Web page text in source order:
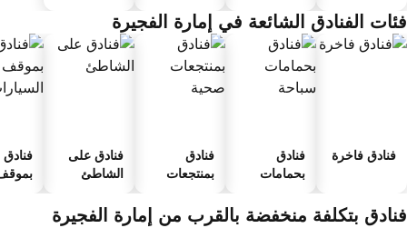
الفنادق الشائعة في إمارة الفجيرة
فنادق فاخرة
فنادق
بحمامات
فنادق
بمنتجعات
فنادق على
الشاطئ
فنادق
بتكلفة منخفضة بالقرب من إمارة الفجيرة